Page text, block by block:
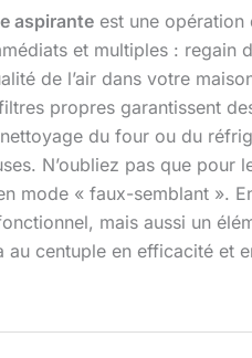
aspirante est une
et multiples :
de l’air dans votre
propres garantissent
du four ou du
N’oubliez pas que
mode « faux-semblant ».
mais aussi un
au centuple en efficacité et